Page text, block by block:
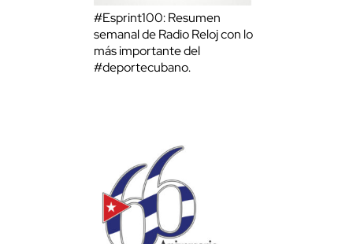
#Esprint100: Resumen
semanal de Radio Reloj con lo
más importante del
#deportecubano.